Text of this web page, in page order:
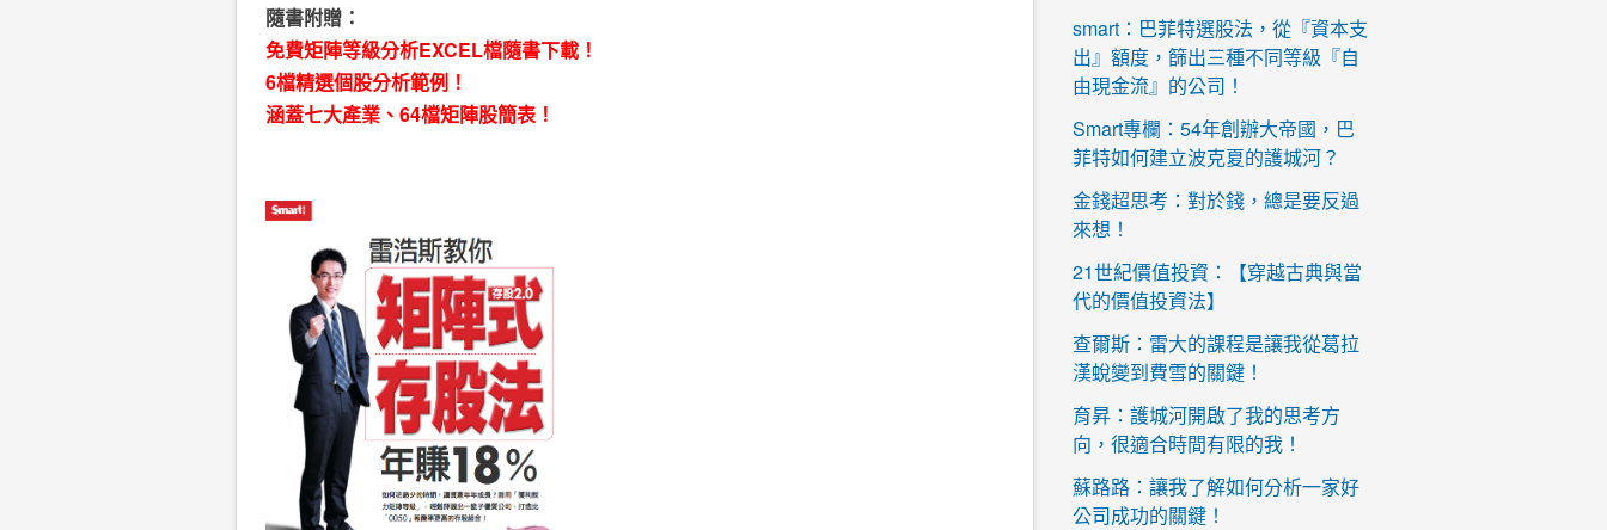
隨書附贈：
免費矩陣等級分析EXCEL檔隨書下載！
6檔精選個股分析範例！
涵蓋七大產業、64檔矩陣股簡表！
smart：巴菲特選股法，從『資本支
出』額度，篩出三種不同等級『自
由現金流』的公司！
Smart專欄：54年創辦大帝國，巴
菲特如何建立波克夏的護城河？
金錢超思考：對於錢，總是要反過
來想！
21世紀價值投資：【穿越古典與當
代的價值投資法】
查爾斯：雷大的課程是讓我從葛拉
漢蛻變到費雪的關鍵！
育昇：護城河開啟了我的思考方
向，很適合時間有限的我！
蘇路路：讓我了解如何分析一家好
公司成功的關鍵！